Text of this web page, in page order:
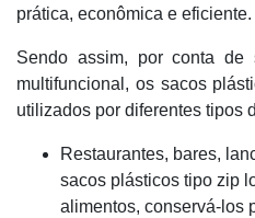
prática, econômica e eficiente.
Sendo assim, por conta de
multifuncional, os sacos
utilizados por diferentes tipos
Restaurantes, bares,
sacos plásticos tipo zip
alimentos, conservá-los